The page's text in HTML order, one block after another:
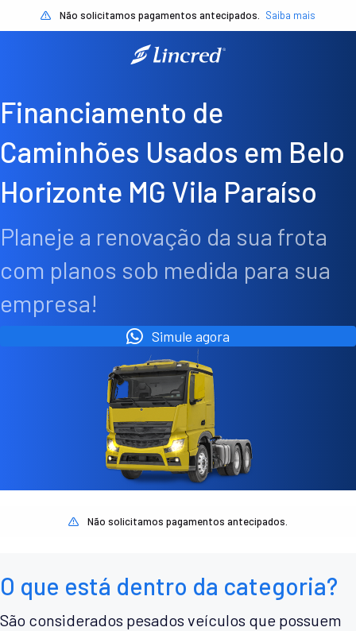
Não solicitamos pagamentos antecipados. Saiba mais
Financiamento de
Caminhões Usados em Belo
Horizonte MG Vila Paraíso
Planeje a renovação da sua frota
com planos sob medida para sua
empresa!
Simule agora
Não solicitamos pagamentos antecipados.
O que está dentro da categoria?
São considerados pesados veículos que possuem